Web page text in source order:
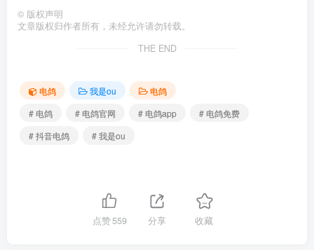
© 版权声明
文章版权归作者所有，未经允许请勿转载。
THE END
电鸽 我是ou
电鸽
# 电鸽
# 电鸽官网 # 电鸽app
# 电鸽免费
# 抖音电鸽
# 我是ou
点赞559 分享 收藏